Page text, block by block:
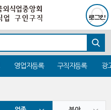
영업자등록 구직자등록 광